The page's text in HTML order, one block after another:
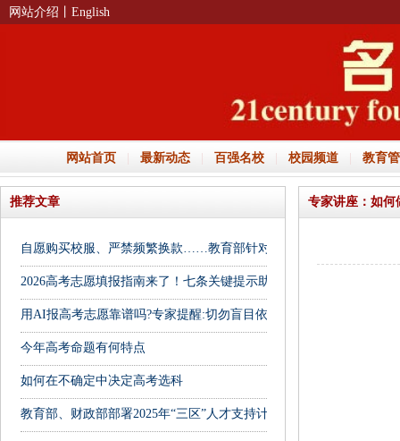
网站介绍 丨English
网站首页 最新动态 百强名校 校园频道 教育
推荐文章
自愿购买校服、严禁频繁换款……教育部针对中小学校服问题答疑→
2026高考志愿填报指南来了！七条关键提示助你“避坑”
用AI报高考志愿靠谱吗?专家提醒:切勿盲目依赖
今年高考命题有何特点
如何在不确定中决定高考选科
教育部、财政部部署2025年“三区”人才支持计划教师专项计划
专家讲座：如何